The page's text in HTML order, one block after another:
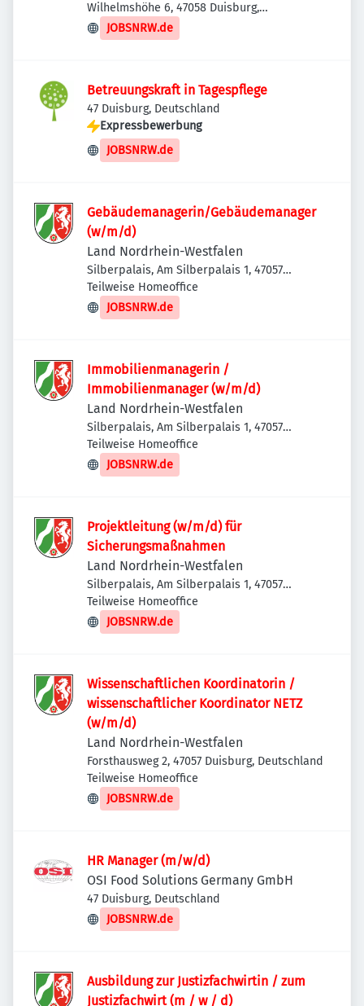
Wilhelmshöhe 6, 47058 Duisburg,
Deutschland
JOBSNRW.de
Betreuungskraft in Tagespflege
47 Duisburg, Deutschland
Expressbewerbung
JOBSNRW.de
Gebäudemanagerin/Gebäudemanager
(w/m/d)
Land Nordrhein-Westfalen
Silberpalais, Am Silberpalais 1, 47057
Duisburg, Deutschland
Teilweise Homeoffice
JOBSNRW.de
Immobilienmanagerin /
Immobilienmanager (w/m/d)
Land Nordrhein-Westfalen
Silberpalais, Am Silberpalais 1, 47057
Duisburg, Deutschland
Teilweise Homeoffice
JOBSNRW.de
Projektleitung (w/m/d) für
Sicherungsmaßnahmen
Land Nordrhein-Westfalen
Silberpalais, Am Silberpalais 1, 47057
Duisburg, Deutschland
Teilweise Homeoffice
JOBSNRW.de
Wissenschaftlichen Koordinatorin /
wissenschaftlicher Koordinator NETZ
(w/m/d)
Land Nordrhein-Westfalen
Forsthausweg 2, 47057 Duisburg, Deutschland
Teilweise Homeoffice
JOBSNRW.de
HR Manager (m/w/d)
OSI Food Solutions Germany GmbH
47 Duisburg, Deutschland
JOBSNRW.de
Ausbildung zur Justizfachwirtin / zum
Justizfachwirt (m / w / d)